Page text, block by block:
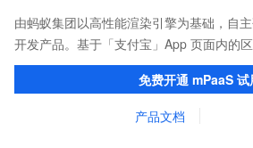
由蚂蚁集团以高性能渲染引擎为基础，自
开发产品。基于「支付宝」App 页面内的
户提升研发效率的同时，追求轻量、流畅
免费开通 mPaaS 试
产品文档